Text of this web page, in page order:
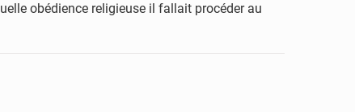
obédience religieuse il fallait procéder au